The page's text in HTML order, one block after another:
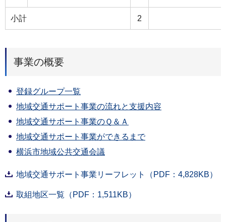
小計 2
事業の概要
登録グループ一覧
地域交通サポート事業の流れと支援内容
地域交通サポート事業のＱ＆Ａ
地域交通サポート事業ができるまで
横浜市地域公共交通会議
地域交通サポート事業リーフレット（PDF：4,828KB）
取組地区一覧（PDF：1,511KB）